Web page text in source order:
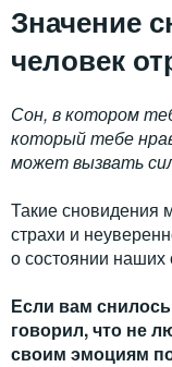
Значение
человек
Сон, в котором
который тебе
может вызвать
Такие сновидения
страхи и
о состоянии
Если вам
говорил, что не
своим эмоциям